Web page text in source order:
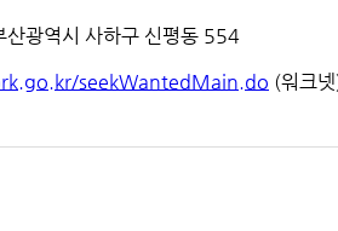
광역시 사하구 신평동 554
seekWantedMain.do (워크